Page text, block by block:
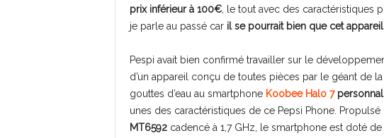
prix inférieur à 100€, le tout avec des caractéristiques
je parle au passé car il se pourrait bien que cet
Pespi avait bien confirmé travailler sur le
d’un appareil conçu de toutes pièces par le géant de
gouttes d’eau au smartphone Koobee Halo 7
unes des caractéristiques de ce Pepsi Phone. Propulsé
MT6592cadencé à 1,7 GHz, le smartphone est doté de